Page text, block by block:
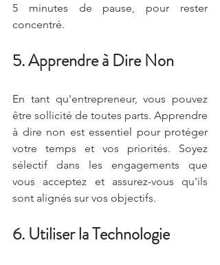
5 minutes de pause, pour rester
concentré.
5. Apprendre à Dire Non
En tant qu'entrepreneur, vous pouvez
être sollicité de toutes parts. Apprendre
à dire non est essentiel pour protéger
votre temps et vos priorités. Soyez
sélectif dans les engagements que
vous acceptez et assurez-vous qu'ils
sont alignés sur vos objectifs.
6. Utiliser la Technologie